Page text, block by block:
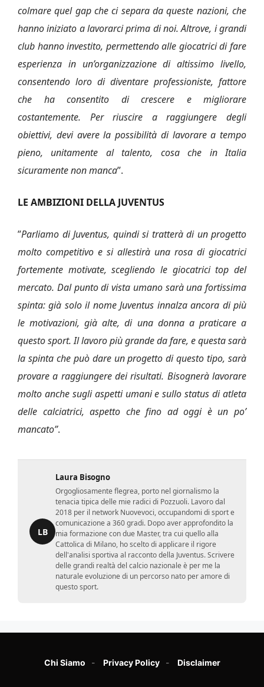
colmare quel gap che ci separa da queste nazioni, che
hanno iniziato a lavorarci prima di noi. Altrove, i grandi
club hanno investito, permettendo alle giocatrici di fare
esperienza in un’organizzazione di altissimo livello,
consentendo loro di diventare professioniste, fattore
che ha consentito di crescere e migliorare
costantemente. Per riuscire a raggiungere degli
obiettivi, devi avere la possibilità di lavorare a tempo
pieno, unitamente al talento, cosa che in Italia
sicuramente non manca”.
LE AMBIZIONI DELLA JUVENTUS
”Parliamo di Juventus, quindi si tratterà di un progetto
molto competitivo e si allestirà una rosa di giocatrici
fortemente motivate, scegliendo le giocatrici top del
mercato. Dal punto di vista umano sarà una fortissima
spinta: già solo il nome Juventus innalza ancora di più
le motivazioni, già alte, di una donna a praticare a
questo sport. Il lavoro più grande da fare, e questa sarà
la spinta che può dare un progetto di questo tipo, sarà
provare a raggiungere dei risultati. Bisognerà lavorare
molto anche sugli aspetti umani e sullo status di atleta
delle calciatrici, aspetto che fino ad oggi è un po’
mancato”.
LB
Laura Bisogno
Orgogliosamente flegrea, porto nel giornalismo la
tenacia tipica delle mie radici di Pozzuoli. Lavoro dal
2018 per il network Nuovevoci, occupandomi di sport e
comunicazione a 360 gradi. Dopo aver approfondito la
mia formazione con due Master, tra cui quello alla
Cattolica di Milano, ho scelto di applicare il rigore
dell'analisi sportiva al racconto della Juventus. Scrivere
delle grandi realtà del calcio nazionale è per me la
naturale evoluzione di un percorso nato per amore di
questo sport.
Chi Siamo Privacy Policy Disclaimer